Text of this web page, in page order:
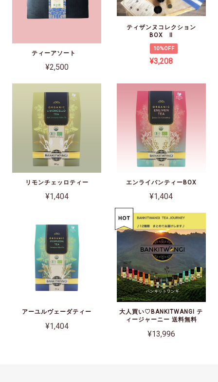
ティーアソート
¥2,500
ティザンヌコレクション
BOX Ⅱ
10%OFF
¥3,208
リモンチェッロティー
¥1,404
エンライバンティーBOX
¥1,404
アーユルヴェーダティー
¥1,404
大人買い♡BANKITWANGI テ
ィージャーニー 送料無料
¥13,996